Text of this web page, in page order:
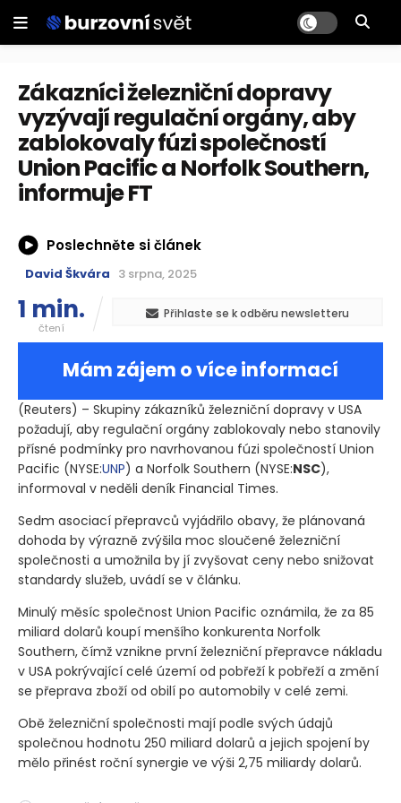
Zákazníci železniční dopravy
vyzývají regulační orgány, aby
zablokovaly fúzi společností
Union Pacific a Norfolk Southern,
informuje FT
Poslechněte si článek
David Škvára 3 srpna, 2025
1 min.
čtení
Přihlaste se k odběru newsletteru
Mám zájem o více informací
(Reuters) – Skupiny zákazníků železniční dopravy v USA
požadují, aby regulační orgány zablokovaly nebo stanovily
přísné podmínky pro navrhovanou fúzi společností Union
Pacific (NYSE:UNP) a Norfolk Southern (NYSE:NSC),
informoval v neděli deník Financial Times.
Sedm asociací přepravců vyjádřilo obavy, že plánovaná
dohoda by výrazně zvýšila moc sloučené železniční
společnosti a umožnila by jí zvyšovat ceny nebo snižovat
standardy služeb, uvádí se v článku.
Minulý měsíc společnost Union Pacific oznámila, že za 85
miliard dolarů koupí menšího konkurenta Norfolk
Southern, čímž vznikne první železniční přepravce nákladu
v USA pokrývající celé území od pobřeží k pobřeží a změní
se přeprava zboží od obilí po automobily v celé zemi.
Obě železniční společnosti mají podle svých údajů
společnou hodnotu 250 miliard dolarů a jejich spojení by
mělo přinést roční synergie ve výši 2,75 miliardy dolarů.